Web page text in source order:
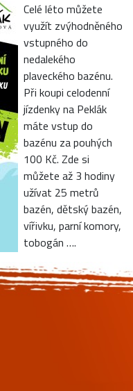
Celé léto můžete
využít zvýhodněného
vstupného do
nedalekého
plaveckého bazénu.
Při koupi celodenní
jízdenky na Peklák
máte vstup do
bazénu za pouhých
100 Kč. Zde si
můžete až 3 hodiny
užívat 25 metrů
bazén, dětský bazén,
vířivku, parní komory,
tobogán ….